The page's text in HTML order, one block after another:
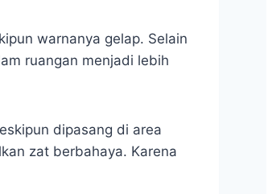
warnanya gelap. Selain
ruangan menjadi lebih
dipasang di area
zat berbahaya. Karena